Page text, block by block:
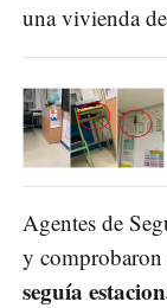
una vivienda
Agentes de
y comprobaron
seguía